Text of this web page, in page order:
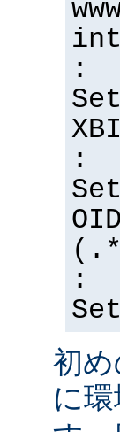
:
:
:
初
に